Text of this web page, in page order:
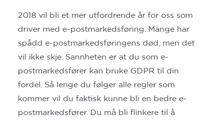
2018 vil bli et mer utfordrende år for oss som
driver med e-postmarkedsføring. Mange har
spådd e-postmarkedsføringens død, men det
vil ikke skje. Sannheten er at du som e-
postmarkedsfører kan bruke GDPR til din
fordel. Så lenge du følger alle regler som
kommer vil du faktisk kunne bli en bedre e-
postmarkedsfører. Du må bli flinkere til å